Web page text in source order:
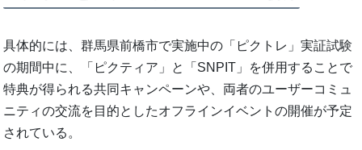
具体的には、群馬県前橋市で実施中の「ピクトレ」実証試験
の期間中に、「ピクティア」と「SNPIT」を併用することで
特典が得られる共同キャンペーンや、両者のユーザーコミュ
ニティの交流を目的としたオフラインイベントの開催が予定
されている。